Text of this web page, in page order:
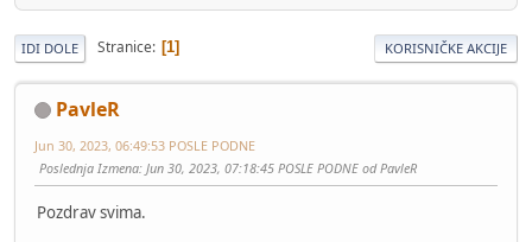
IDI DOLE Stranice 1 KORISNIČKE AKCIJE
PavleR
Jun 30, 2023, 06:49:53 POSLE PODNE
Poslednja Izmena: Jun 30, 2023, 07:18:45 POSLE PODNE od PavleR
Pozdrav svima.